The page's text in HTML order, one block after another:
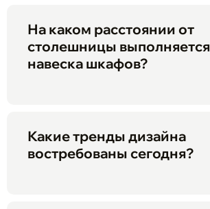
На каком расстоянии от
столешницы выполняется
навеска шкафов?
Какие тренды дизайна
востребованы сегодня?